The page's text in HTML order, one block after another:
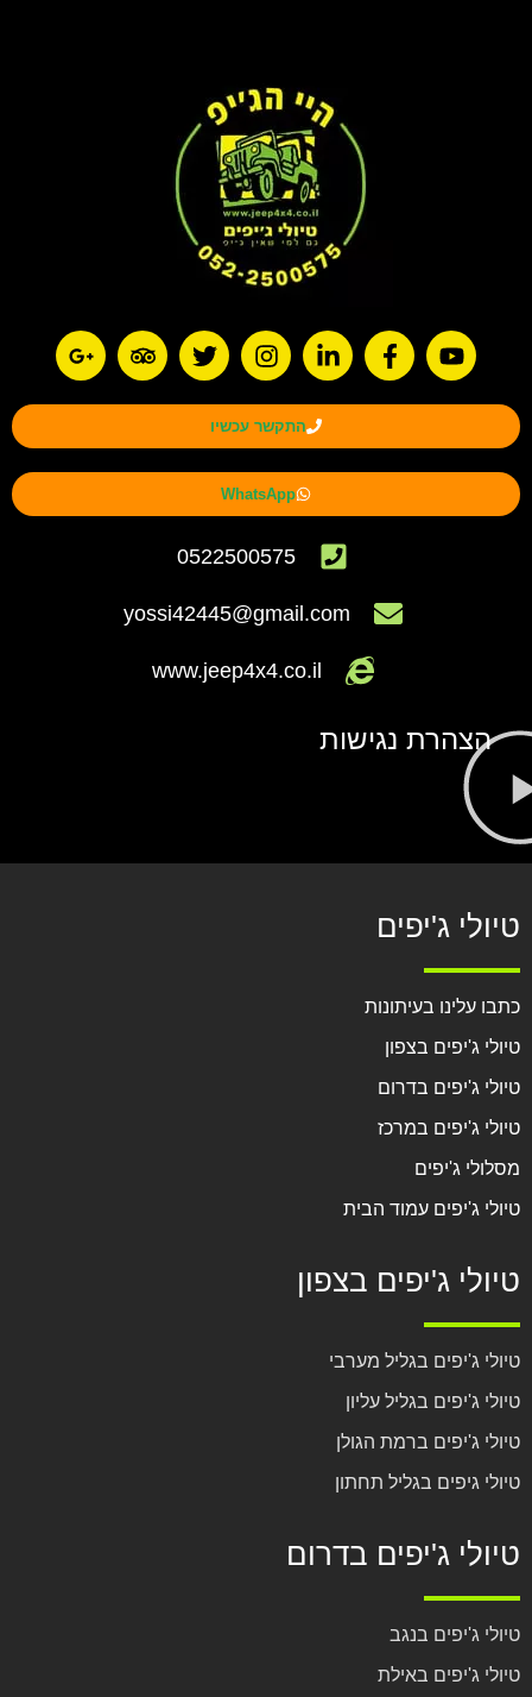
התקשר עכשיו
WhatsApp
0522500575
yossi42445@gmail.com
www.jeep4x4.co.il
הצהרת נגישות
טיולי ג'יפים
כתבו עלינו בעיתונות
טיולי ג'יפים בצפון
טיולי ג'יפים בדרום
טיולי ג'יפים במרכז
מסלולי ג'יפים
טיולי ג'יפים עמוד הבית
טיולי ג'יפים בצפון
טיולי ג'יפים בגליל מערבי
טיולי ג'יפים בגליל עליון
טיולי ג'יפים ברמת הגולן
טיולי גיפים בגליל תחתון
טיולי ג'יפים בדרום
טיולי ג'יפים בנגב
טיולי ג'יפים באילת